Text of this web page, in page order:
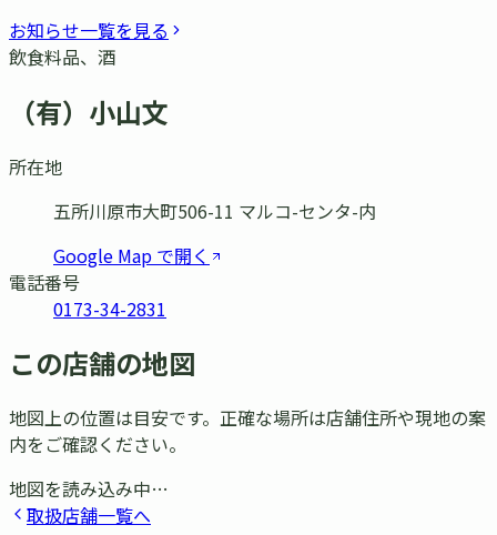
お知らせ一覧を見る
飲食料品、酒
（有）小山文
所在地
五所川原市大町506-11 マルコ-センタ-内
Google Map で開く
電話番号
0173-34-2831
この店舗の地図
地図上の位置は目安です。正確な場所は店舗住所や現地の案
内をご確認ください。
地図を読み込み中…
取扱店舗一覧へ